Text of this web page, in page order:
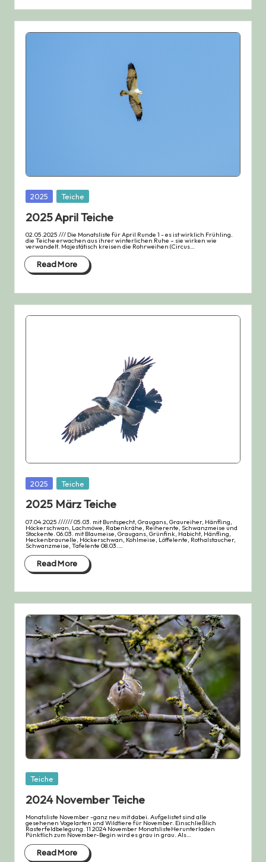
Posted
in2025 Teiche
2025 April Teiche
02.05.2025 /// Die Monatsliste für April Runde 1 - es ist wirklich Frühling.
die Teiche erwachen aus ihrer winterlichen Ruhe – sie wirken wie
verwandelt. Majestätisch kreisen die Rohrweihen (Circus…
Read More
Posted
in2025 Teiche
2025 März Teiche
07.04.2025 ////// 05.03. mit Buntspecht, Graugans, Graureiher, Hänfling,
Höckerschwan, Lachmöwe, Rabenkrähe, Reiherente, Schwanzmeise und
Stockente. 06.03. mit Blaumeise, Graugans, Grünfink, Habicht, Hänfling,
Heckenbraunelle, Höckerschwan, Kohlmeise, Löffelente, Rothalstaucher,
Schwanzmeise, Tafelente 08.03.…
Read More
Posted
in Teiche
2024 November Teiche
Monatsliste November -ganz neu mit dabei. Aufgelistet sind alle
gesehenen Vogelarten und Wildtiere für November. Einschließlich
Rasterfeldbelegung. 11 2024 November MonatslisteHerunterladen
Pünktlich zum November-Begin wird es grau in grau. Als…
Read More